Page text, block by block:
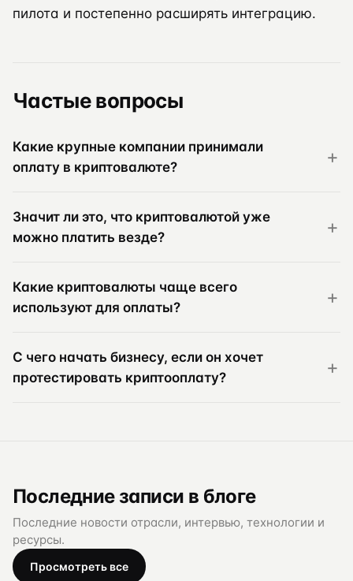
пилота и постепенно расширять интеграцию.
Частые вопросы
Какие крупные компании принимали
оплату в криптовалюте?
Значит ли это, что криптовалютой уже
можно платить везде?
Какие криптовалюты чаще всего
используют для оплаты?
С чего начать бизнесу, если он хочет
протестировать криптооплату?
Последние записи в блоге
Последние новости отрасли, интервью, технологии и
ресурсы.
Просмотреть все